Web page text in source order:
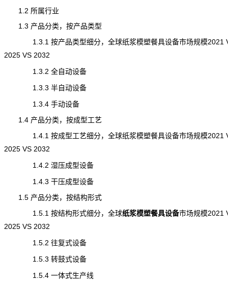
1.2 所属行业
1.3 产品分类，按产品类型
1.3.1 按产品类型细分，全球纸浆模塑餐具设备市场规模2021
2025 VS 2032
1.3.2 全自动设备
1.3.3 半自动设备
1.3.4 手动设备
1.4 产品分类，按成型工艺
1.4.1 按成型工艺细分，全球纸浆模塑餐具设备市场规模2021
2025 VS 2032
1.4.2 湿压成型设备
1.4.3 干压成型设备
1.5 产品分类，按结构形式
1.5.1 按结构形式细分，全球纸浆模塑餐具设备市场规模2021
2025 VS 2032
1.5.2 往复式设备
1.5.3 转鼓式设备
1.5.4 一体式生产线